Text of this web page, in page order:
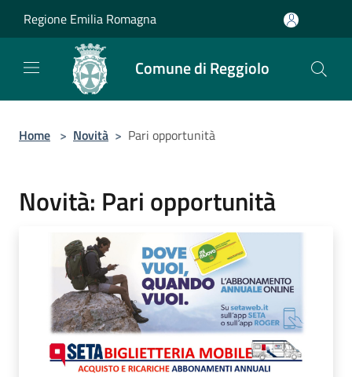
Regione Emilia Romagna
Comune di Reggiolo
Home > Novità > Pari opportunità
Novità: Pari opportunità